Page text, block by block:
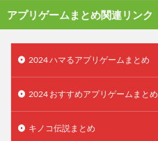
アプリゲームまとめ関連リンク
2024 ハマるアプリゲームまとめ
2024 おすすめアプリゲームまとめ
キノコ伝説まとめ